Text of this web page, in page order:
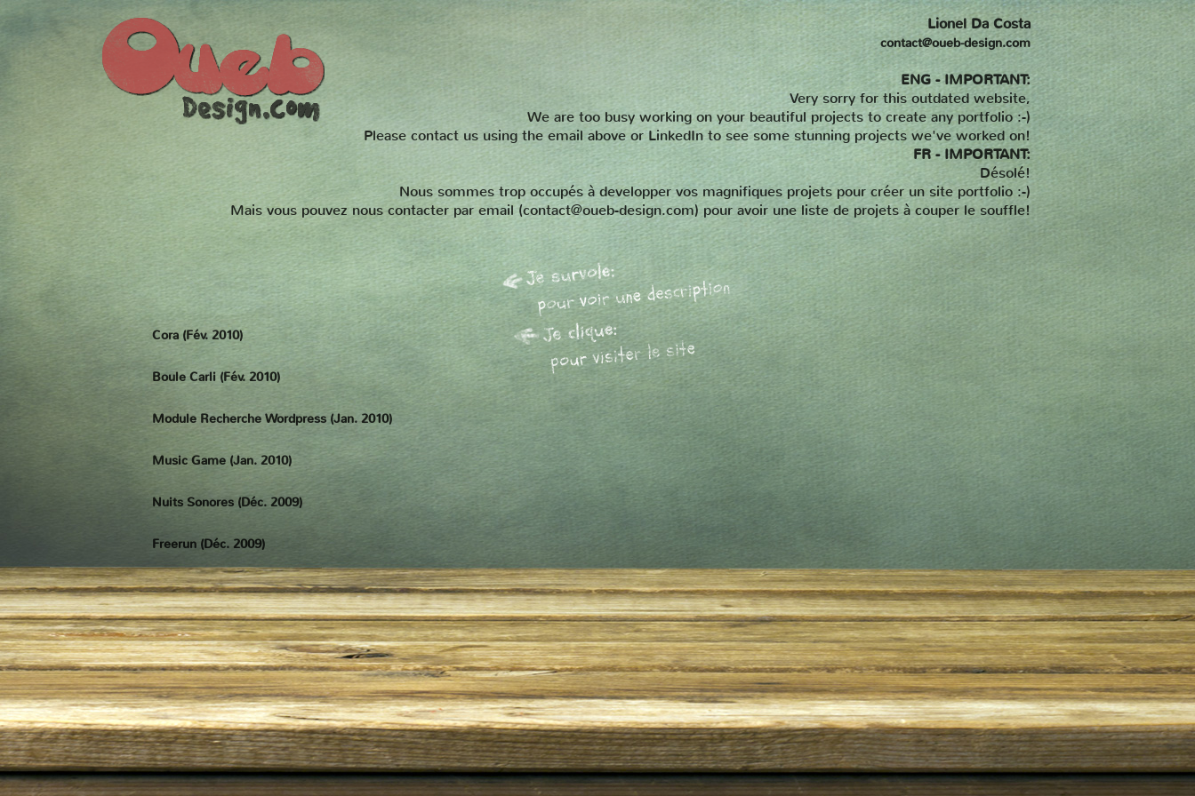
Lionel Da Costa
contact@oueb-design.com
ENG - IMPORTANT:
Very sorry for this outdated website,
We are too busy working on your beautiful projects to create any portfolio :-)
Please contact us using the email above or LinkedIn to see some stunning projects we've worked on!
FR - IMPORTANT:
Désolé!
Nous sommes trop occupés à developper vos magnifiques projets pour créer un site portfolio :-)
Mais vous pouvez nous contacter par email (contact@oueb-design.com) pour avoir une liste de projets à couper le souffle!
Cora (Fév. 2010)
Boule Carli (Fév. 2010)
Module Recherche Wordpress (Jan. 2010)
Music Game (Jan. 2010)
Nuits Sonores (Déc. 2009)
Freerun (Déc. 2009)